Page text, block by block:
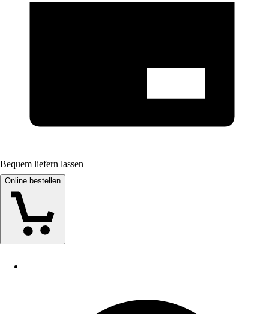
Bequem liefern lassen
Online bestellen